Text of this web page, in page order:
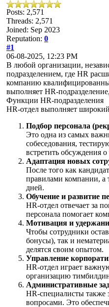
Posts: 2,571
Threads: 2,571
Joined: Sep 2023
Reputation: 0
#1
06-08-2025, 12:23 PM
В любой организации,
подразделением, где HR
компанию
выполняет HR-
Функции HR-подразделения
HR-отдел выполняет
Подбор персонала
Это одна из самых
собеседования,
встретить обсуждения
Адаптация новых
После того как
правилами компании, а
дней.
Обучение и развитие
HR-отдел отвечает за
персонала помогает
Мотивация и
Чтобы сотрудники
бонусы), так и
делятся своим опытом.
Управление
HR-отдел играет
организацию
Административные
HR-специалисты также
вопросами. Это